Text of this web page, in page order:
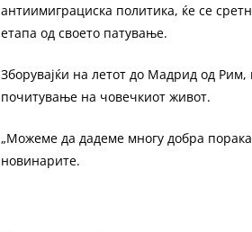
антиимиграциска политика, ќе се
етапа од своето патување.
Зборувајќи на летот до Мадрид од
почитување на човечкиот живот.
„Можеме да дадеме многу добра
новинарите.